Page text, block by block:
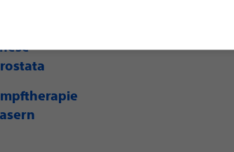
Erektionsstörungen